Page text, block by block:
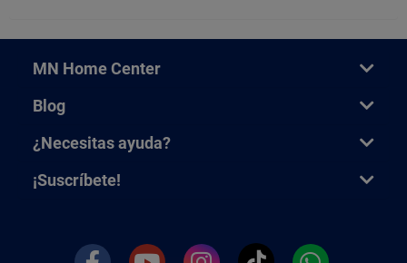
MN Home Center
Blog
¿Necesitas ayuda?
¡Suscríbete!